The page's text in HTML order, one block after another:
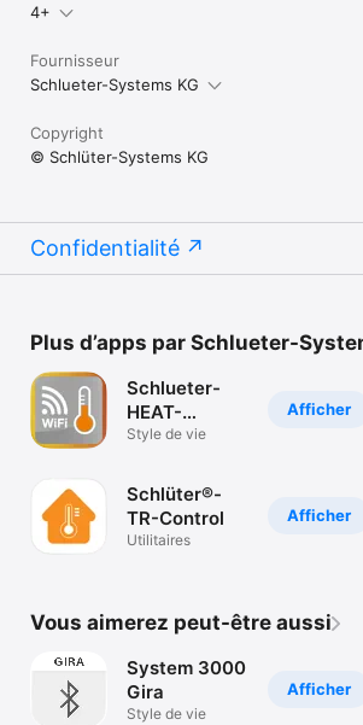
4+
Fournisseur
Schlueter-Systems KG
Copyright
© Schlüter-Systems KG
Confidentialité
Plus d’apps par Schlueter-
Afficher
Schlueter-
HEAT-
CONTROL
Style de vie
Afficher
Schlüter®-
TR-Control
Utilitaires
Vous aimerez peut-être aussi
Afficher
System 3000
Gira
Style de vie